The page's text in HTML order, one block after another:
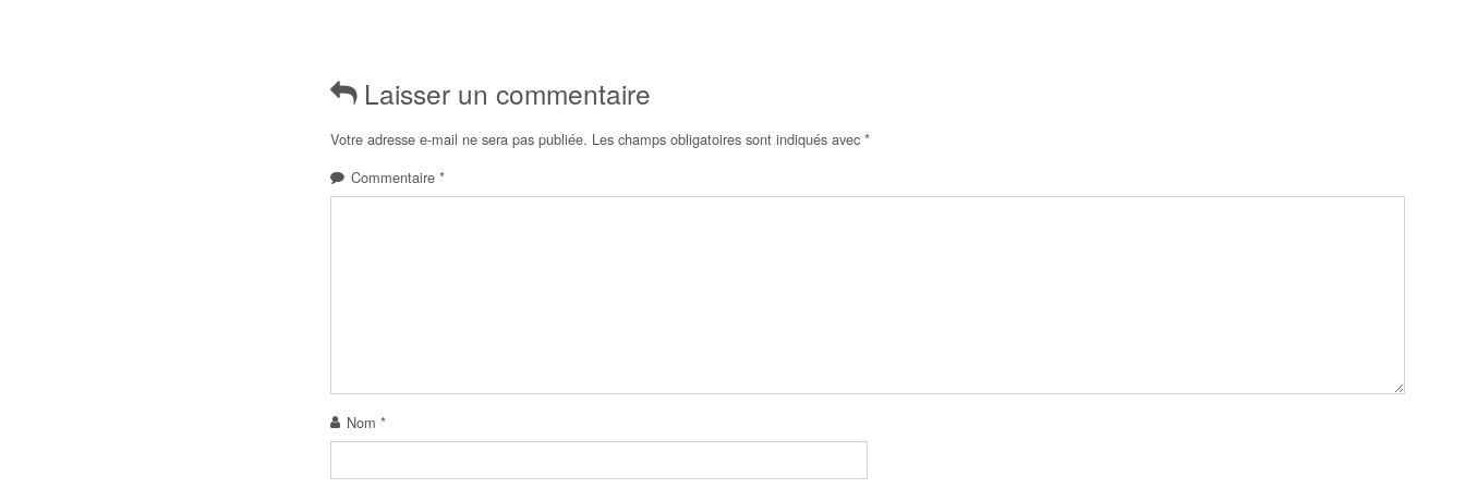
Laisser un commentaire
Votre adresse e-mail ne sera pas publiée. Les champs obligatoires sont indiqués avec *
Commentaire *
Nom *